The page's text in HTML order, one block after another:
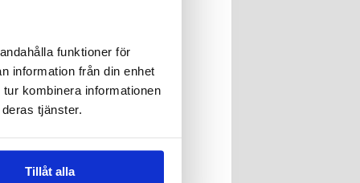
funktioner för
information från din enhet
kombinera informationen
tjänster.
Tillåt alla